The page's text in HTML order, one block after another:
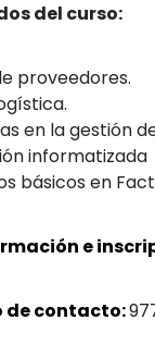
del curso:
proveedores.
en la gestión
informatizada
básicos en
e
de contacto: